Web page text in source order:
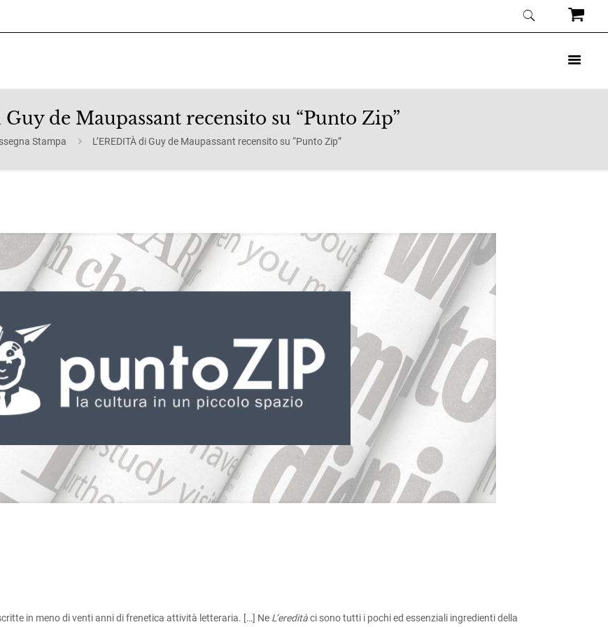
Guy de Maupassant recensito su “Punto Zip”
Stampa L’EREDITÀ di Guy de Maupassant recensito su “Punto Zip”
in meno di venti anni di frenetica attività letteraria. […] Ne L’ereditàci sono tutti i pochi ed essenziali ingredienti della